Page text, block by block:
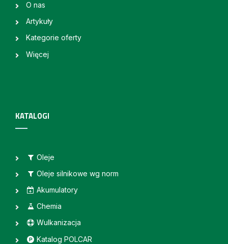
O nas
Artykuły
Kategorie oferty
Więcej
KATALOGI
Oleje
Oleje silnikowe wg norm
Akumulatory
Chemia
Wulkanizacja
Katalog POLCAR